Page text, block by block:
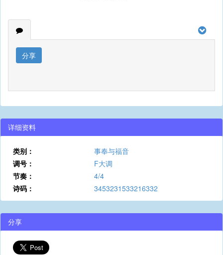
分享
详细资料
类别：
事奉与福音
调号：
F大调
节奏：
4/4
诗码：
3453231533216332
分享